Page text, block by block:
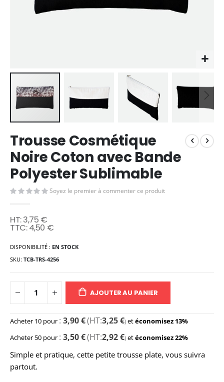
to
the
beginning
of
the
images
Trousse Cosmétique
Noire Coton avec Bande
Polyester Sublimable
Soyez le premier à commenter ce produit
4,50 €
3,75 €
DISPONIBILITÉ : EN STOCK
SKU TCB-TRS-4256
AJOUTER AU PANIER
Acheter 10 pour 3,90 € 3,25 € etéconomisez 13%
Acheter 50 pour
3,50 € 2,92 € etéconomisez22%
Simple et pratique, cette petite trousse plate, vous suivra
partout.